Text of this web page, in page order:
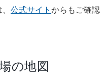
公式サイト からもご確認
の地図